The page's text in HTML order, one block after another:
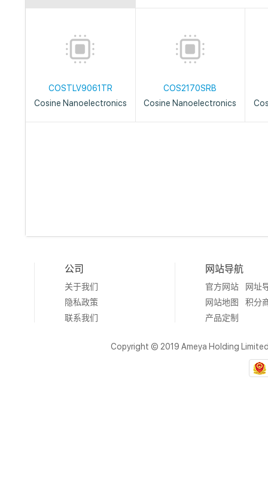
COSTLV9061TR
Cosine Nanoelectronics
COS2170SRB
Cosine Nanoelectronics
公司
关于我们
隐私政策
联系我们
网站导航
官方网站
网址
网站地图
积分
产品定制
Copyright © 2019 Ameya Holding